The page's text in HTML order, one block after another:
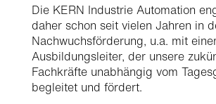
Die KERN Industrie Automation
daher schon seit vielen Jahren in
Nachwuchsförderung, u.a. mit
Ausbildungsleiter, der unsere
Fachkräfte unabhängig vom
begleitet und fördert.